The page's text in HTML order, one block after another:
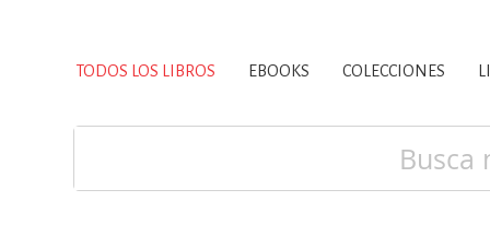
CIENCIAS DE LA
TODOS LOS LIBROS EBOOKS COLECCIONES